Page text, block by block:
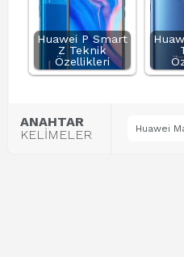
Huawei P Smart
Z Teknik
Özellikleri
ANAHTAR
KELİMELER
Huawei